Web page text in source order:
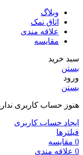
وبلاگ
اتاق نمک
علاقه مندی
مقایسه
سبد خرید
بستن
ورود
بستن
هنوز حساب کاربری
ایجاد حساب کاربری
فیلترها
0 مقایسه
0 علاقه مندی